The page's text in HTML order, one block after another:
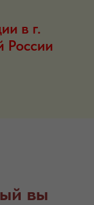
в г.
России
вы